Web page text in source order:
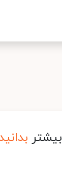
بیشتر بدانید